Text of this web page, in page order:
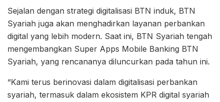
Sejalan dengan strategi digitalisasi BTN induk, BTN
Syariah juga akan menghadirkan layanan perbankan
digital yang lebih modern. Saat ini, BTN Syariah tengah
mengembangkan Super Apps Mobile Banking BTN
Syariah, yang rencananya diluncurkan pada tahun ini.
“Kami terus berinovasi dalam digitalisasi perbankan
syariah, termasuk dalam ekosistem KPR digital syariah